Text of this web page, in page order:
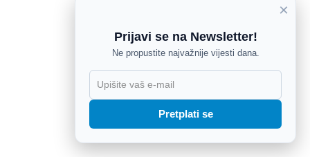
×
Prijavi se na Newsletter!
Ne propustite najvažnije vijesti dana.
Pretplati se